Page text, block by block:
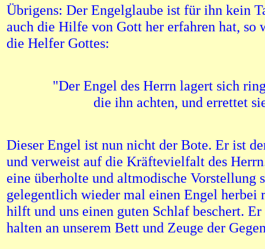
Übrigens: Der Engelglaube ist für ihn kein
auch die Hilfe von Gott her erfahren hat, so
die Helfer Gottes:
"Der Engel des Herrn lagert sich
die ihn achten, und errettet
Dieser Engel ist nun nicht der Bote. Er ist
und verweist auf die Kräftevielfalt des
eine überholte und altmodische Vorstellung
gelegentlich wieder mal einen Engel herbei
hilft und uns einen guten Schlaf beschert.
halten an unserem Bett und Zeuge der